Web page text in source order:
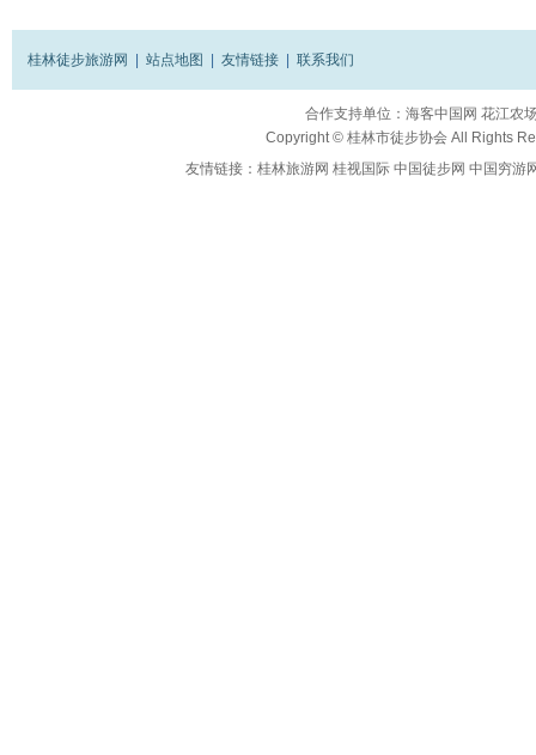
桂林徒步旅游网 站点地图 友情链接 联系我们
合作支持单位： 海客中国网 花江农
Copyright © 桂林市徒步协会All Rights
友情链接： 桂林旅游网 桂视国际 中国徒步网 中国穷游